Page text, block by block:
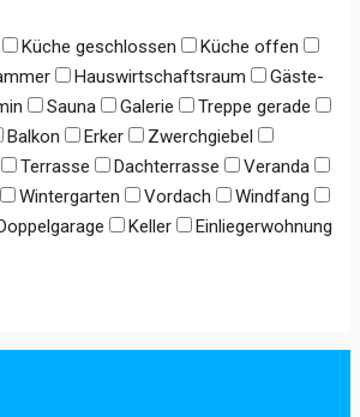
Küche geschlossen
Küche offen
Hauswirtschaftsraum
Gäste-
Sauna Galerie
Treppe gerade
Balkon Erker
Zwerchgiebel
Terrasse Dachterrasse
Veranda
Wintergarten Vordach
Windfang
Keller
Einliegerwohnung